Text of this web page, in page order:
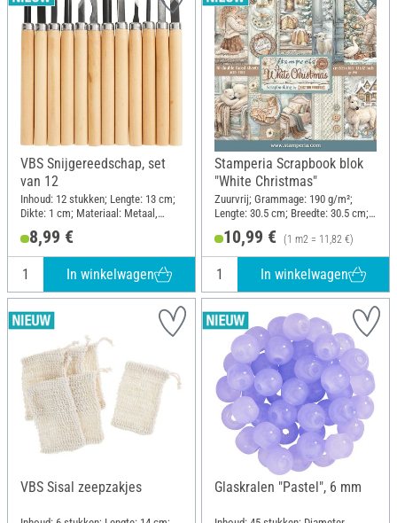
VBS Snijgereedschap, set
van 12
Inhoud: 12 stukken; Lengte: 13 cm;
Dikte: 1 cm; Materiaal: Metaal,
Dennenhout
8,99 €
In winkelwagen
Stamperia Scrapbook blok
"White Christmas"
Zuurvrij; Grammage: 190 g/m²;
Lengte: 30.5 cm; Breedte: 30.5 cm;
Materiaal: Papier
10,99 € (1 m2 = 11,82 €)
In winkelwagen
VBS Sisal zeepzakjes Glaskralen "Pastel", 6 mm